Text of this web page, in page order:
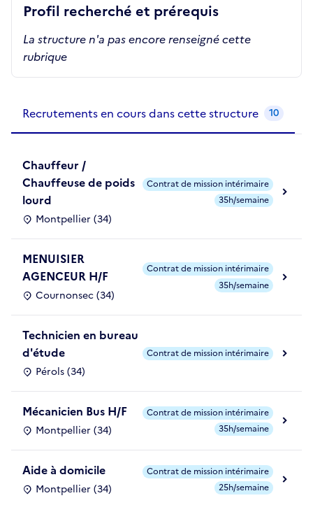
Profil recherché et prérequis
La structure n'a pas encore renseigné cette
rubrique
Recrutements en cours dans cette structure 10
Chauffeur /
Chauffeuse de poids
lourd
Montpellier (34)
Contrat de mission intérimaire
35h/semaine
MENUISIER
AGENCEUR H/F
Cournonsec (34)
Contrat de mission intérimaire
35h/semaine
Technicien en bureau
d'étude
Pérols (34)
Contrat de mission intérimaire
Mécanicien Bus H/F
Montpellier (34)
Contrat de mission intérimaire
35h/semaine
Aide à domicile
Montpellier (34)
Contrat de mission intérimaire
25h/semaine